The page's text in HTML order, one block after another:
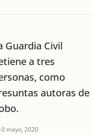
Guardia Civil
a tres
como
autoras de
mayo, 2020